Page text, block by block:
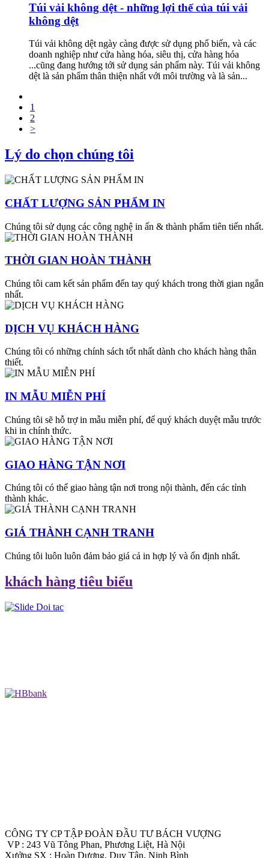
Túi vải không dệt - những lợi thế của túi vải
không dệt
Túi vải không dệt ngày càng được sử dụng phổ biến, và các
doanh nghiệp như cửa hàng hóa, siêu thị, cửa hàng hóa
...cũng đang hướng tới sử dụng sản phẩm này. Túi vải không
dệt là sản phẩm thân thiện nhất với môi trường và là sản...
1
2
>
Lý do chọn chúng tôi
CHẤT LƯỢNG SẢN PHẨM IN
Chúng tôi sử dụng các công nghệ in ấn & thành phẩm tiên tiến nhất.
THỜI GIAN HOÀN THÀNH
Chúng tôi cam kết sản phẩm đến tay quý khách trong thời gian ngắn
nhất.
DỊCH VỤ KHÁCH HÀNG
Chúng tôi có những chính sách tốt nhất dành cho khách hàng thân
thiết.
IN MẪU MIỄN PHÍ
Chúng tôi sẽ hỗ trợ in mẫu miễn phí, để quý khách duyệt mẫu trước
khi in chính thức.
GIAO HÀNG TẬN NƠI
Chúng tôi có thể giao hàng tận nơi trong nội thành, đến các tỉnh
thành khác.
GIÁ THÀNH CẠNH TRANH
Chúng tôi luôn luôn đảm bảo giá cả in hợp lý và ổn định nhất.
khách hàng tiêu biểu
CÔNG TY CP TẬP ĐOÀN ĐẦU TƯ BÁCH VƯỢNG
VP : 243 Vũ Tông Phan, Phương Liệt, Hà Nội
Xưởng SX : Hoàn Dương, Duy Tân, Ninh Bình